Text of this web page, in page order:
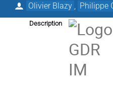
Olivier Blazy
Philippe
Description